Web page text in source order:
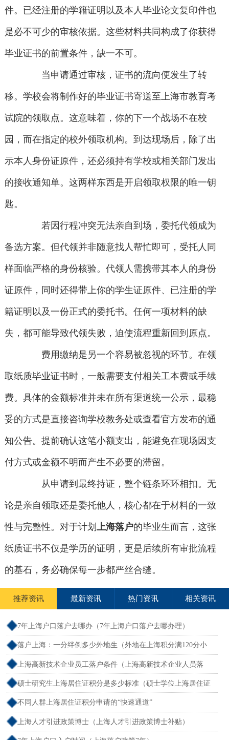
件。已经注册的学籍证明以及本人毕业论文复印件也
是必不可少的审核依据。这些材料共同构成了你获得
毕业证书的前置条件，缺一不可。
当申请通过审核，证书的流向便发生了转
移。学校会将制作好的毕业证书寄送至上海市教育考
试院的领取点。这意味着，你的下一个战场不在校
园，而在指定的校外领取机构。到达现场后，除了出
示本人身份证原件，还必须持有学校或相关部门发出
的接收通知单。这两样东西是开启领取权限的唯一钥
匙。
若因行程冲突无法亲自到场，委托代领成为
备选方案。但代领并非随意找人帮忙即可，受托人同
样面临严格的身份核验。代领人需携带其本人的身份
证原件，同时还得带上你的学生证原件、已注册的学
籍证明以及一份正式的委托书。任何一项材料的缺
失，都可能导致代领失败，迫使流程重新回到原点。
费用缴纳是另一个容易被忽视的环节。在领
取纸质毕业证书时，一般需要支付相关工本费或手续
费。具体的金额标准并未在所有渠道统一公示，最稳
妥的方式是直接咨询学校教务处或查看官方发布的通
知公告。提前确认这笔小额支出，能避免在现场因支
付方式或金额不明而产生不必要的滞留。
从申请到最终持证，整个链条环环相扣。无
论是亲自领取还是委托他人，核心都在于材料的一致
性与完整性。对于计划 上海落户的毕业生而言，这张
纸质证书不仅是学历的证明，更是后续所有审批流程
的基石，务必确保每一步都严丝合缝。
推荐资讯 最新资讯 热门资讯 相关资讯
7年上海户口落户去哪办（7年上海户口落户去哪办理）
落户上海：一分绊倒多少外地生（外地在上海积分满120分小
孩可以考上海大学吗）
上海高新技术企业员工落户条件（上海高新技术企业人员落
户）
硕士研究生上海居住证积分是多少标准（硕士学位上海居住证
积分）
不同人群上海居住证积分申请的“快速通道”
上海人才引进政策博士（上海人才引进政策博士补贴）